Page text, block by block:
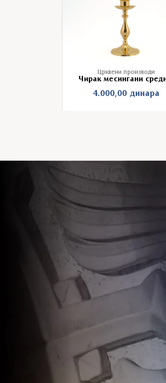
Црквени производи
Чирак месингани
4.000,00 динара